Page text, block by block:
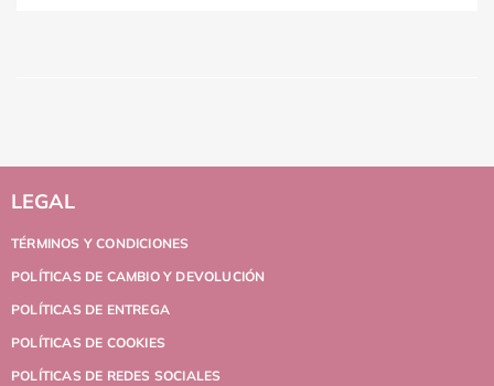
LEGAL
TÉRMINOS Y CONDICIONES
POLÍTICAS DE CAMBIO Y DEVOLUCIÓN
POLÍTICAS DE ENTREGA
POLÍTICAS DE COOKIES
POLÍTICAS DE REDES SOCIALES